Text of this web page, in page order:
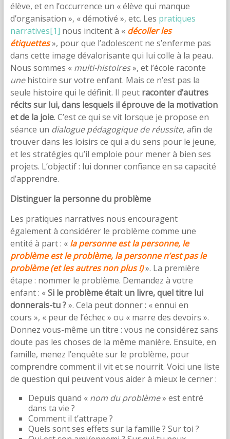
élève, et en l’occurrence un « élève qui manque
d’organisation », « démotivé », etc. Les pratiques
narratives[1] nous incitent à « décoller les
étiquettes», pour que l’adolescent ne s’enferme pas
dans cette image dévalorisante qui lui colle à la peau.
Nous sommes « multi-histoires», et l’école raconte
unehistoire sur votre enfant. Mais ce n’est pas la
seule histoire qui le définit. Il peut raconter d’autres
récits sur lui, dans lesquels il éprouve de la motivation
et de la joie. C’est ce qui se vit lorsque je propose en
séance un dialogue pédagogique de réussite,afin de
trouver dans les loisirs ce qui a du sens pour le jeune,
et les stratégies qu’il emploie pour mener à bien ses
projets. L’objectif : lui donner confiance en sa capacité
d’apprendre.
Distinguer la personne du problème
Les pratiques narratives nous encouragent
également à considérer le problème comme une
entité à part : « la personne est la personne, le
problème est le problème, la personne n’est pas le
problème (et les autres non plus !)». La première
étape : nommer le problème. Demandez à votre
enfant : «Si le problème était un livre, quel titre lui
donnerais-tu ?». Cela peut donner : « ennui en
cours », « peur de l’échec » ou « marre des devoirs ».
Donnez vous-même un titre : vous ne considérez sans
doute pas les choses de la même manière. Ensuite, en
famille, menez l’enquête sur le problème, pour
comprendre comment il vit et se nourrit. Voici une liste
de question qui peuvent vous aider à mieux le cerner :
Depuis quand « nom du problème» est entré
dans ta vie ?
Comment il t’attrape ?
Quels sont ses effets sur la famille ? Sur toi ?